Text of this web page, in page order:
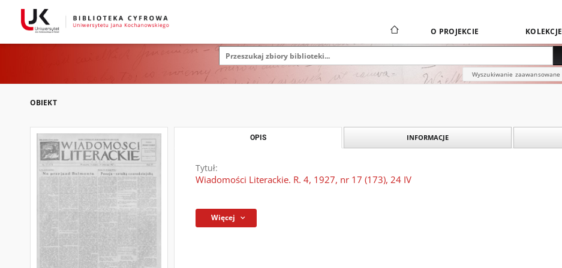
O PROJEKCIE KOLEKCJE
Wyszukiwanie zaawansowane
OBIEKT
OPIS INFORMACJE
Tytuł:
Wiadomości Literackie. R. 4, 1927, nr 17 (173), 24 IV
Więcej